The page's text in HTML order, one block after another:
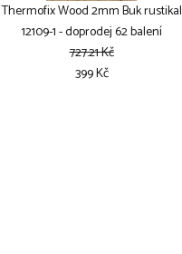
Thermofix Wood 2mm Buk rustikal
12109-1 - doprodej 62 balení
727.21 Kč
399 Kč